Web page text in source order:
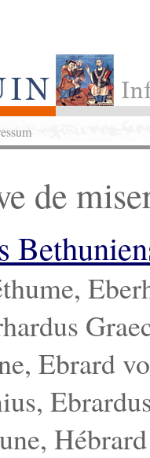
de
Ebrard